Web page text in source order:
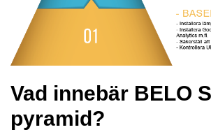
Vad innebär BELO
pyramid?